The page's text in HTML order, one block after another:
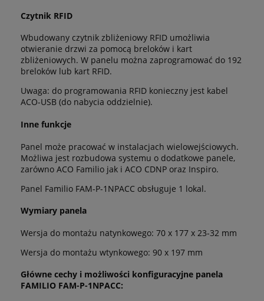
Czytnik RFID
Wbudowany czytnik zbliżeniowy RFID umożliwia
otwieranie drzwi za pomocą breloków i kart
zbliżeniowych. W panelu można zaprogramować do 192
breloków lub kart RFID.
Uwaga: do programowania RFID konieczny jest kabel
ACO-USB (do nabycia oddzielnie).
Inne funkcje
Panel może pracować w instalacjach wielowejściowych.
Możliwa jest rozbudowa systemu o dodatkowe panele,
zarówno ACO Familio jak i ACO CDNP oraz Inspiro.
Panel Familio FAM-P-1NPACC obsługuje 1 lokal.
Wymiary panela
Wersja do montażu natynkowego: 70 x 177 x 23-32 mm
Wersja do montażu wtynkowego: 90 x 197 mm
Główne cechy i możliwości konfiguracyjne panela
FAMILIO FAM-P-1NPACC: